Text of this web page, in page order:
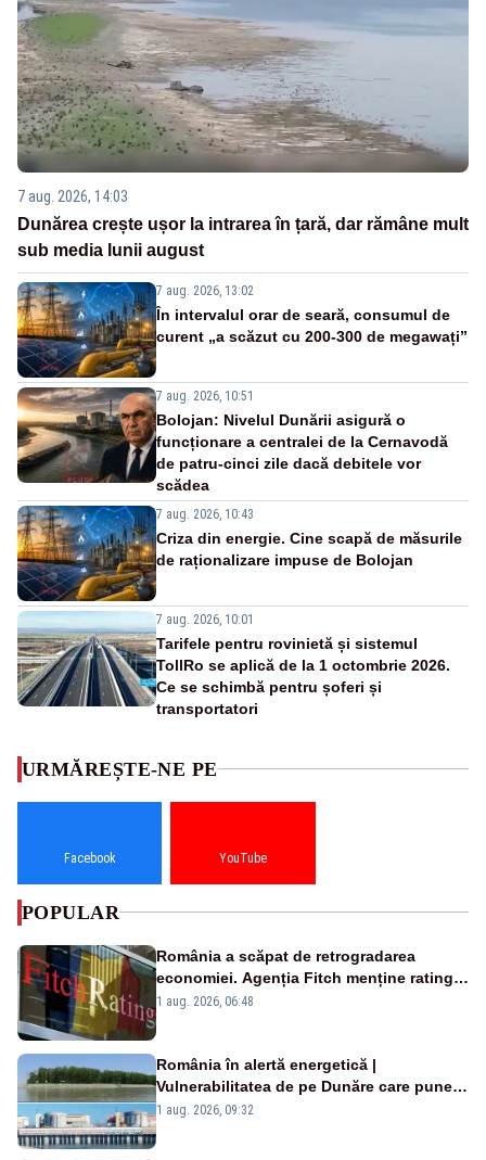
7 aug. 2026, 14:03
Dunărea crește ușor la intrarea în țară, dar rămâne mult
sub media lunii august
7 aug. 2026, 13:02
În intervalul orar de seară, consumul de
curent „a scăzut cu 200-300 de megawați”
7 aug. 2026, 10:51
Bolojan: Nivelul Dunării asigură o
funcționare a centralei de la Cernavodă
de patru-cinci zile dacă debitele vor
scădea
7 aug. 2026, 10:43
Criza din energie. Cine scapă de măsurile
de raționalizare impuse de Bolojan
7 aug. 2026, 10:01
Tarifele pentru rovinietă și sistemul
TollRo se aplică de la 1 octombrie 2026.
Ce se schimbă pentru șoferi și
transportatori
URMĂREȘTE-NE PE
Facebook YouTube
POPULAR
România a scăpat de retrogradarea
economiei. Agenția Fitch menține ratingul
„BBB-” cu perspectivă negativă
1 aug. 2026, 06:48
România în alertă energetică |
Vulnerabilitatea de pe Dunăre care pune
în pericol Centrala Cernavodă era
1 aug. 2026, 09:32